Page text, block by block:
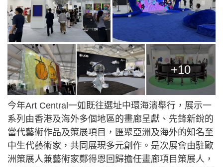
+10
今年Art Central一如既往選址中環海濱舉行，展示一
系列由香港及海外多個地區的畫廊呈獻、先鋒新銳的
當代藝術作品及策展項目，匯聚亞洲及海外的知名至
中生代藝術家，共同展現多元創作。是次展會由駐歐
洲策展人兼藝術家鄭得恩回歸擔任畫廊項目策展人，